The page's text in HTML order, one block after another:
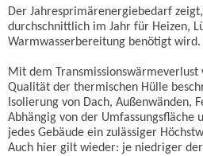
Der Jahresprimärenergiebedarf
durchschnittlich im Jahr für Heizen,
Warmwasserbereitung benötigt wird.
Mit dem
Qualität der thermischen Hülle
Isolierung von Dach, Außenwänden,
Abhängig von der Umfassungsfläche
jedes Gebäude ein zulässiger
Auch hier gilt wieder: je niedriger